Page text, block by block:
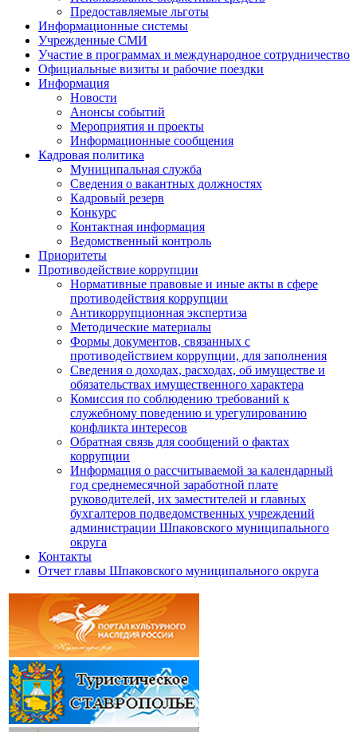
Предоставляемые льготы
Информационные системы
Учрежденные СМИ
Участие в программах и международное сотрудничество
Официальные визиты и рабочие поездки
Информация
Новости
Анонсы событий
Мероприятия и проекты
Информационные сообщения
Кадровая политика
Муниципальная служба
Сведения о вакантных должностях
Кадровый резерв
Конкурс
Контактная информация
Ведомственный контроль
Приоритеты
Противодействие коррупции
Нормативные правовые и иные акты в сфере
противодействия коррупции
Антикоррупционная экспертиза
Методические материалы
Формы документов, связанных с
противодействием коррупции, для заполнения
Сведения о доходах, расходах, об имуществе и
обязательствах имущественного характера
Комиссия по соблюдению требований к
служебному поведению и урегулированию
конфликта интересов
Обратная связь для сообщений о фактах
коррупции
Информация о рассчитываемой за календарный
год среднемесячной заработной плате
руководителей, их заместителей и главных
бухгалтеров подведомственных учреждений
администрации Шпаковского муниципального
округа
Контакты
Отчет главы Шпаковского муниципального округа